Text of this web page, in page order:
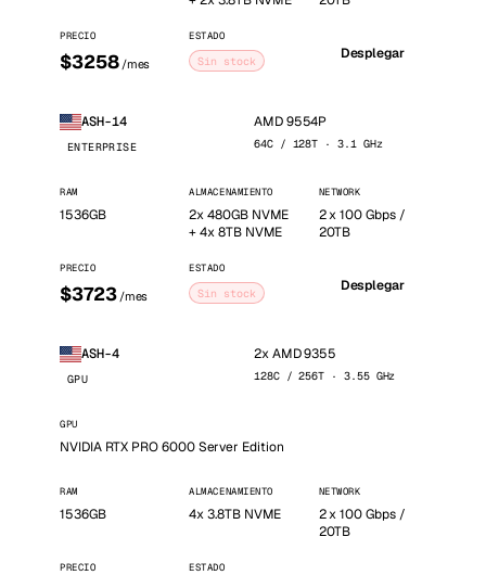
PRECIO
$3258 /mes
ESTADO
Sin stock Desplegar
ASH-14
ENTERPRISE
AMD 9554P
64C / 128T · 3.1 GHz
RAM
1536GB
ALMACENAMIENTO
2x 480GB NVME
+ 4x 8TB NVME
NETWORK
2 x 100 Gbps /
20TB
PRECIO
$3723 /mes
ESTADO
Sin stock Desplegar
ASH-4
GPU
2x AMD 9355
128C / 256T · 3.55 GHz
GPU
NVIDIA RTX PRO 6000 Server Edition
RAM
1536GB
ALMACENAMIENTO
4x 3.8TB NVME
NETWORK
2 x 100 Gbps /
20TB
PRECIO ESTADO